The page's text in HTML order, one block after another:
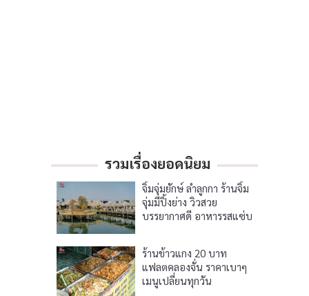
รวมเรื่องยอดนิยม
จิ้มจุ่มยักษ์ ลำลูกกา ร้านจิ้ม
จุ่มมีปิ้งย่าง วิวสวย
บรรยากาศดี อาหารรสแซ่บ
ร้านข้าวแกง 20 บาท
แฟลตคลองจั่น ราคาเบาๆ
เมนูเปลี่ยนทุกวัน